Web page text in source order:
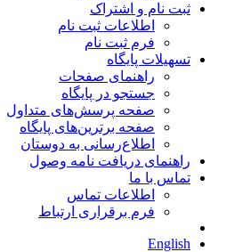
ثبت نام و اشتراک
اطلاعات ثبت نام
فرم ثبت نام
تسهیلات پایگاه
راهنمای صفحات
جستجو در پایگاه
صفحه پرسش‌های متداول
صفحه برترین‌های پایگاه
اطلاع‌رسانی به دوستان
راهنمای دریافت نامه وصول
تماس با ما
اطلاعات تماس
فرم برقراری ارتباط
English